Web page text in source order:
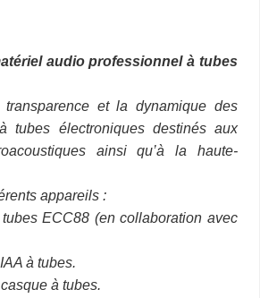
audio professionnel à tubes
et la dynamique des
tubes électroniques destinés aux
ainsi qu’à la haute-
appareils :
ECC88 (en collaboration avec
à tubes.
à tubes.